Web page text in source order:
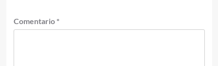
Comentario *